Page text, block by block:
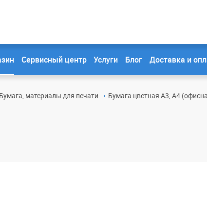
Сервисный центр Услуги Блог Доставка и
Бумага, материалы для печати Бумага цветная А3, А4